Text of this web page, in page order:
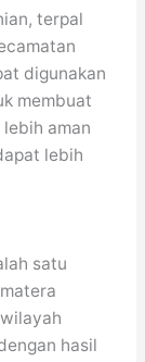
terpal
digunakan
membuat
aman
lebih
satu
hasil